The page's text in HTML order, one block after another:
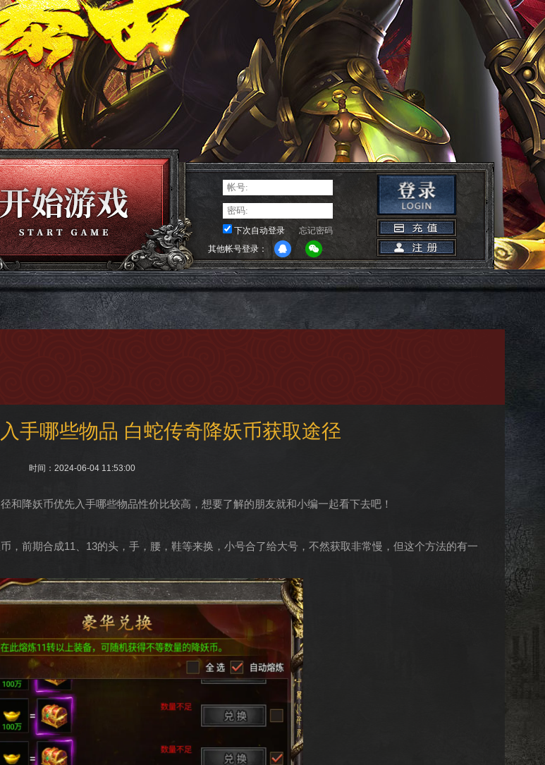
下次自动登录
忘记密码
其他帐号登录：
手哪些物品 白蛇传奇降妖币获取途径
时间：2024-06-04 11:53:00
和降妖币优先入手哪些物品性价比较高，想要了解的朋友就和小编一起看下去吧！
，前期合成11、13的头，手，腰，鞋等来换，小号合了给大号，不然获取非常慢，但这个方法的有一